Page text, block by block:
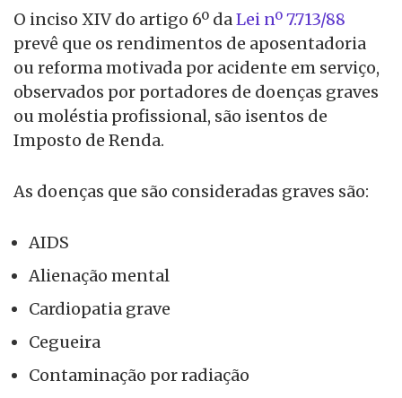
O inciso XIV do artigo 6º daLei nº 7.713/88
prevê que os rendimentos de aposentadoria
ou reforma motivada por acidente em serviço,
observados por portadores de doenças graves
ou moléstia profissional, são isentos de
Imposto de Renda.
As doenças que são consideradas graves são:
AIDS
Alienação mental
Cardiopatia grave
Cegueira
Contaminação por radiação